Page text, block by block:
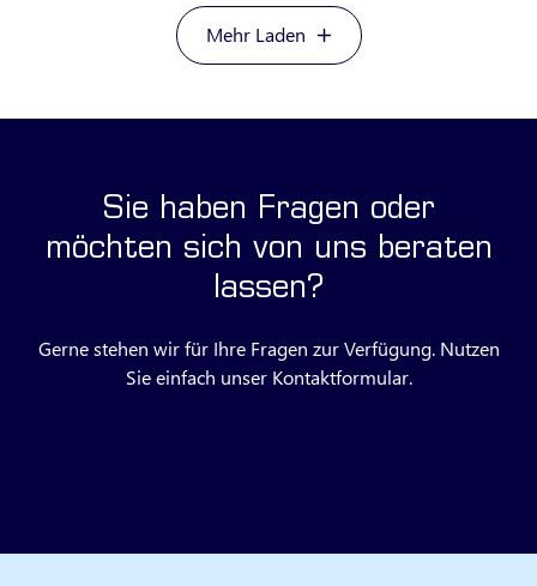
Mehr Laden
Sie haben Fragen oder
möchten sich von uns beraten
lassen?
Gerne stehen wir für Ihre Fragen zur Verfügung. Nutzen
Sie einfach unser Kontaktformular.